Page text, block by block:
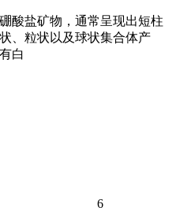
酸盐矿物，通常呈现出短柱
、粒状以及球状集合体产
白
6